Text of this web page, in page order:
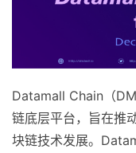
Datamall Chain（
链底层平台，旨在推
块链技术发展。